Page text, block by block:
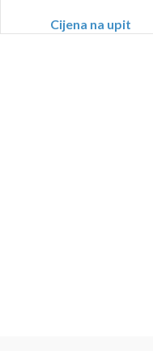
Cijena na upit